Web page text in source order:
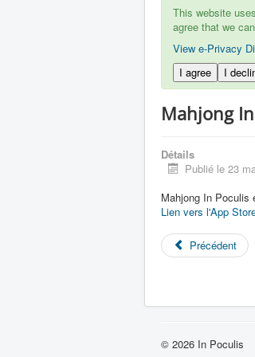
This website
agree that we
View e-Privacy
I agree
I
Mahjong
Détails
Publié le 23
Mahjong In Poculis
Lien vers l'App
Précédent
© 2026 In Poculis